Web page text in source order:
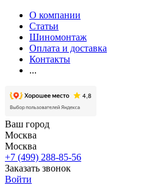
О компании
Статьи
Шиномонтаж
Оплата и доставка
Контакты
...
Ваш город
Москва
Москва
+7 (499) 288-85-56
Заказать звонок
Войти